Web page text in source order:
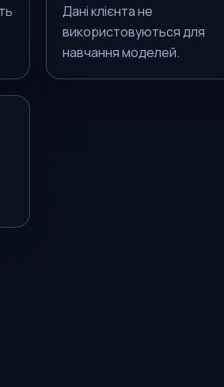
Дані клієнта не
використовуються для
навчання моделей.